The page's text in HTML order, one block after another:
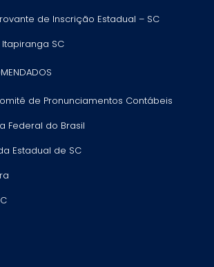
de Inscrição Estadual – SC
SC
de Pronunciamentos Contábeis
Federal do Brasil
Estadual de SC